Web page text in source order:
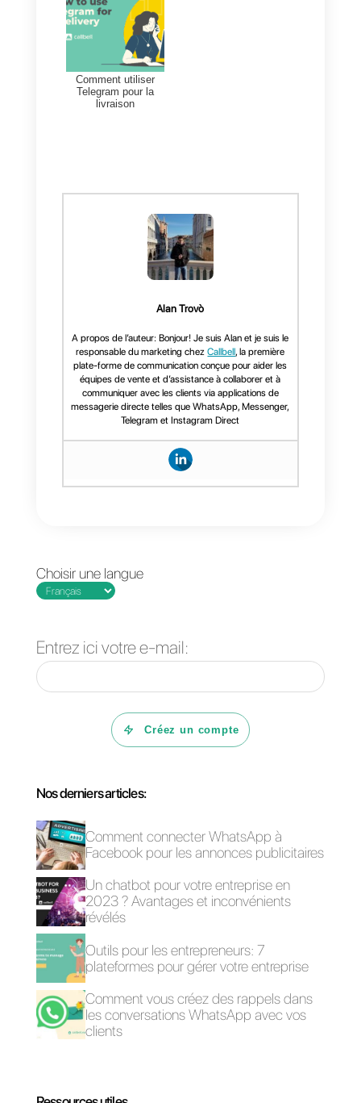
étapes du funnel de vente.
En utilisant cet outil, vous pourrez
personnaliser le funnel pou
potentiels en fonction de leurs
centres d’intérêts et développer
votre service client.
En plus, en utilisant Telegram
comme canal de communication
pour le canal de vente, vous
pourrez atteindre un public y
élargir votre business à un
funnel. A travers des graphes,
continuellement vos stratégies et
Questions Fréquentes
Qu'est-ce qu'un
entonnoir de
vente?
Comment créer